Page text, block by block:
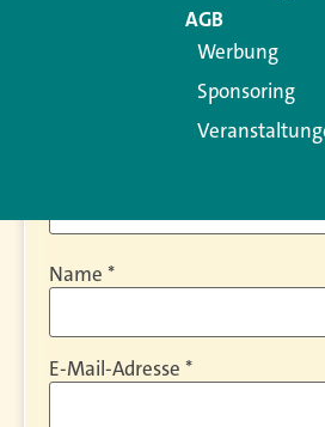
Name *
E-Mail-Adresse *
AGB
Werbung
Sponsoring